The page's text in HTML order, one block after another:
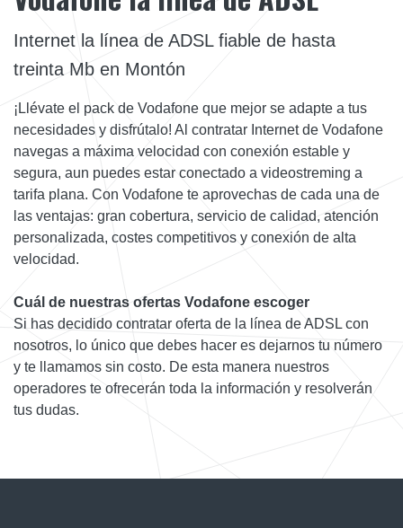
Internet la línea de ADSL fiable de hasta
treinta Mb en Montón
¡Llévate el pack de Vodafone que mejor se adapte a tus
necesidades y disfrútalo! Al contratar Internet de Vodafone
navegas a máxima velocidad con conexión estable y
segura, aun puedes estar conectado a videostreming a
tarifa plana. Con Vodafone te aprovechas de cada una de
las ventajas: gran cobertura, servicio de calidad, atención
personalizada, costes competitivos y conexión de alta
velocidad.
Cuál de nuestras ofertas Vodafone escoger
Si has decidido contratar oferta de la línea de ADSL con
nosotros, lo único que debes hacer es dejarnos tu número
y te llamamos sin costo. De esta manera nuestros
operadores te ofrecerán toda la información y resolverán
tus dudas.